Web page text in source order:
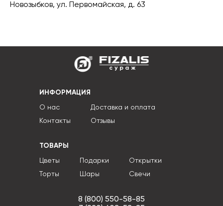
Новозыбков, ул. Первомайская, д. 63
сураж
ИНФОРМАЦИЯ
О нас
Контакты
Доставка и оплата
Отзывы
ТОВАРЫ
Цветы
Торты
Подарки
Шары
Открытки
Свечи
8 (800) 550-58-85